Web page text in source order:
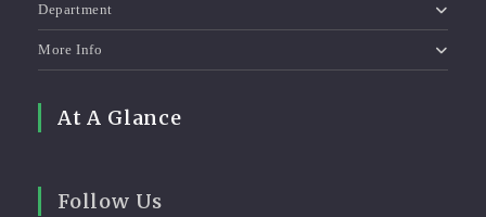
Department
More Info
At A Glance
Follow Us